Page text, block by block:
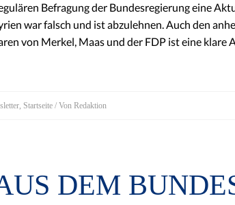
Befragung der Bundesregierung eine
war falsch und ist abzulehnen. Auch den
von Merkel, Maas und der FDP ist eine klare
, Startseite / Von Redaktion
DEM